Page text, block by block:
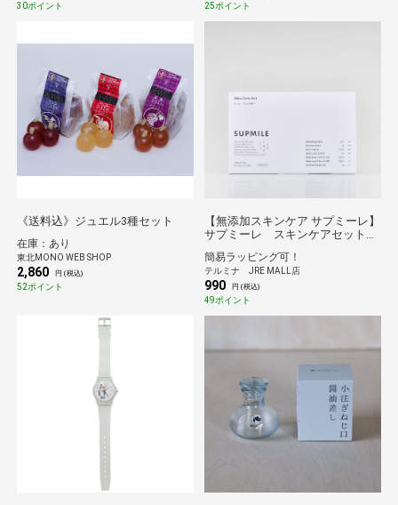
30ポイント 25ポイント
《送料込》ジュエル3種セット
在庫：あり
東北MONO WEB SHOP
2,860 円 (税込)
52ポイント
【無添加スキンケア サプミーレ】
サプミーレ スキンケアセット
簡易ラッピング可！
テルミナ JRE MALL店
990 円 (税込)
49ポイント